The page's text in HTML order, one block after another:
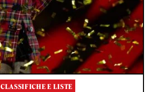
CLASSIFICHE E LISTE